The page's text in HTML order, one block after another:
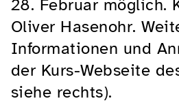
28. Februar möglich.
Oliver Hasenohr.
Informationen und
der Kurs-Webseite
siehe rechts).